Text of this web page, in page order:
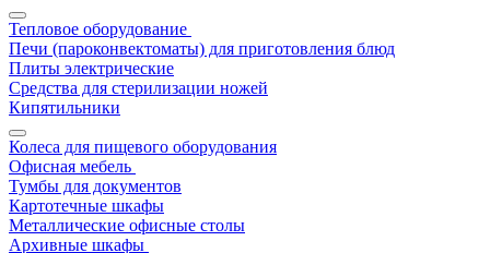
Тепловое оборудование
Печи (пароконвектоматы) для приготовления блюд
Плиты электрические
Средства для стерилизации ножей
Кипятильники
Колеса для пищевого оборудования
Офисная мебель
Тумбы для документов
Картотечные шкафы
Металлические офисные столы
Архивные шкафы